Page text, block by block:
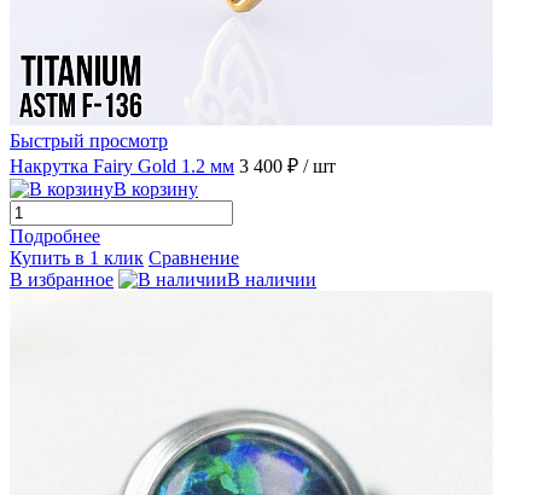
Быстрый просмотр
Накрутка Fairy Gold 1.2 мм 3 400 ₽ / шт
В корзину
Подробнее
Купить в 1 клик Сравнение
В избранное
В наличии